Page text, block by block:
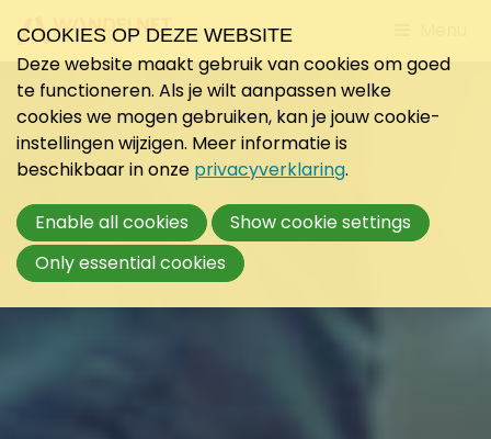
to
COOKIES OP DEZE WEBSITE
Deze website maakt gebruik van cookies om goed
te functioneren. Als je wilt aanpassen welke
cookies we mogen gebruiken, kan je jouw cookie-
instellingen wijzigen. Meer informatie is
beschikbaar in onze privacyverklaring.
Enable all cookies
Show cookie settings
Only essential cookies